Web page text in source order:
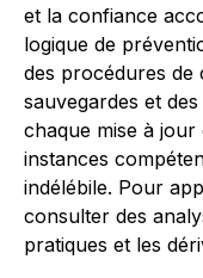
et la confiance
logique de
des procédures de
sauvegardes et
chaque mise à
instances
indélébile. Pour
consulter des
pratiques et les